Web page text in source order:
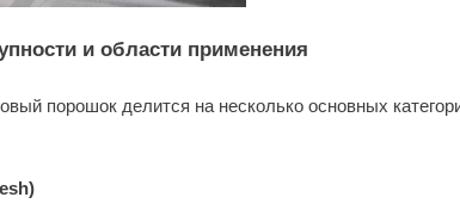
и области применения
порошок делится на несколько основных